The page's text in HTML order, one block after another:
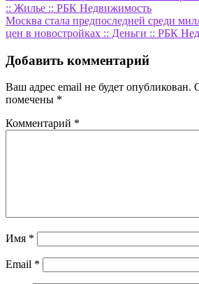
по
записям
:: Жилье :: РБК Недвижимость
Москва стала предпоследней среди
цен в новостройках :: Деньги :: РБК
Добавить комментарий
Ваш адрес email не будет опубликован.
помечены *
Комментарий *
Имя *
Email *